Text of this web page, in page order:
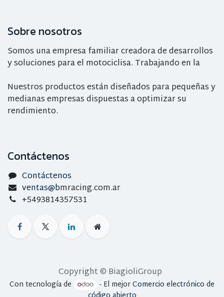
Sobre nosotros
Somos una empresa familiar creadora de desarrollos
y soluciones para el motociclisa. Trabajando en la
Nuestros productos están diseñados para pequeñas y
medianas empresas dispuestas a optimizar su
rendimiento.
Contáctenos
Contáctenos
ventas@bmracing.com.ar
+5493814357531
Copyright © BiagioliGroup
Con tecnología de - El mejorComercio electrónico de